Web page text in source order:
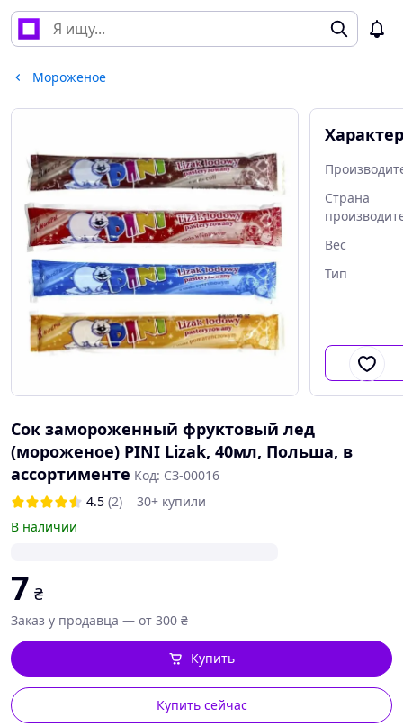
Мороженое
Страна
Вес
Тип
Сок замороженный фруктовый лед
(мороженое) PINI Lizak, 40мл, Польша, в
ассортименте Код: СЗ-00016
4.5 (2)
30+ купили
В наличии
7 ₴
Заказ у продавца — от 300 ₴
Купить сейчас
Купить